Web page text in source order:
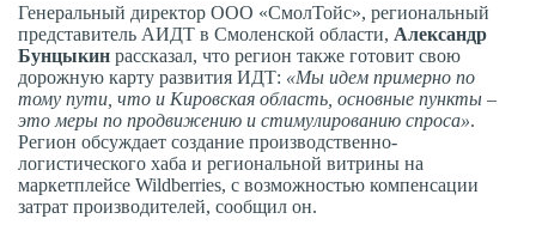
Генеральный директор ООО «СмолТойс», региональный
представитель АИДТ в Смоленской области, Александр
Бунцыкин рассказал, что регион также готовит свою
дорожную карту развития ИДТ: «Мы идем примерно по
тому пути, что и Кировская область, основные пункты –
это меры по продвижению и стимулированию спроса».
Регион обсуждает создание производственно-
логистического хаба и региональной витрины на
маркетплейсе Wildberries, с возможностью компенсации
затрат производителей, сообщил он.